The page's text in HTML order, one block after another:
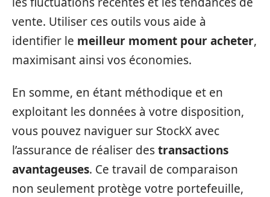
vente. Utiliser ces outils vous aide à
identifier le meilleur moment pour acheter,
maximisant ainsi vos économies.
En somme, en étant méthodique et en
exploitant les données à votre disposition,
vous pouvez naviguer sur StockX avec
l’assurance de réaliser destransactions
avantageuses. Ce travail de comparaison
non seulement protège votre portefeuille,